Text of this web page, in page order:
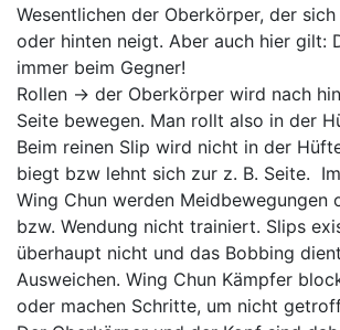
Wesentlichen der Oberkörper, der
oder hinten neigt. Aber auch hier gilt:
immer beim Gegner!
Rollen -> der Oberkörper wird nach
Seite bewegen. Man rollt also in der
Beim reinen Slip wird nicht in der
biegt bzw lehnt sich zur z. B. Seite.
Wing Chun werden Meidbewegungen
bzw. Wendung nicht trainiert. Slips
überhaupt nicht und das Bobbing
Ausweichen. Wing Chun Kämpfer
oder machen Schritte, um nicht